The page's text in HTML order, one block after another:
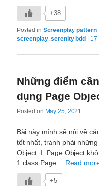
+38
Posted in Screenplay pattern
screenplay ,serenity bdd | 17
Những điểm
dụng Page
Posted on May 25, 2021
Bài này mình sẽ nói về
tốt nhất, tránh phải
Object. I. Page Object
1 class Page… Read
+5